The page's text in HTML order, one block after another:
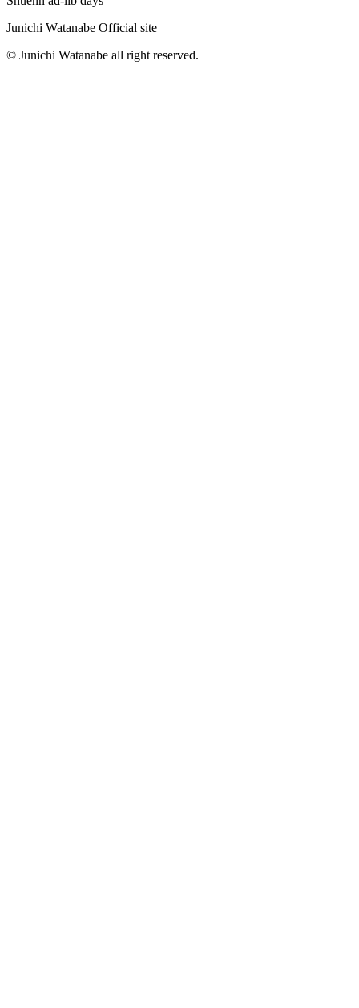
Junichi Watanabe Official site
© Junichi Watanabe all right reserved.